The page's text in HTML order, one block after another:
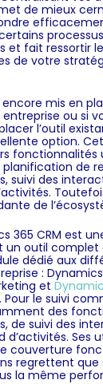
de mieux
et fait ressortir
de votre
encore mis en
ou si
l’outil
option.
fonctionnalités
de
suivi des
de
365 CRM est
un outil complet
dédié aux
:
et
. Pour le suivi
des
de suivi des
d’activités. Ses
couverture
regrettent que
la même